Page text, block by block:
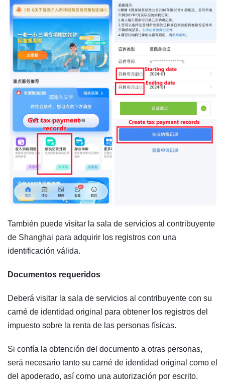
También puede visitar la sala de servicios al contribuyente
de Shanghai para adquirir los registros con una
identificación válida.
Documentos requeridos
Deberá visitar la sala de servicios al contribuyente con su
carné de identidad original para obtener los registros del
impuesto sobre la renta de las personas físicas.
Si confía la obtención del documento a otras personas,
será necesario tanto su carné de identidad original como el
del apoderado, así como una autorización por escrito.